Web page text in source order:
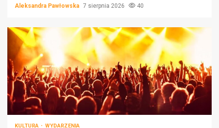
Aleksandra Pawłowska 7 sierpnia 2026 40
KULTURA WYDARZENIA